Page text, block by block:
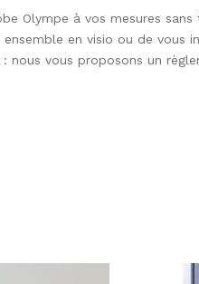
Olympe à vos mesures
en visio ou de vous
nous vous proposons un